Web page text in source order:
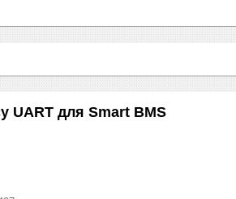
UART для Smart BMS